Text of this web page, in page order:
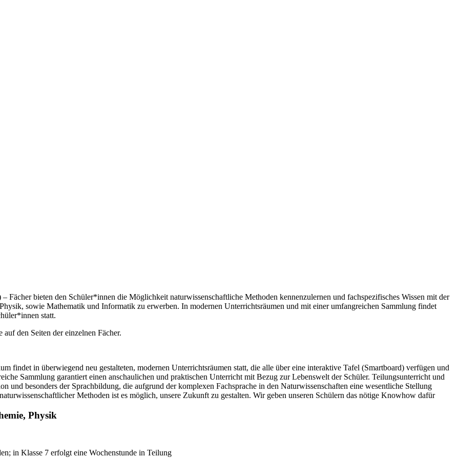
– Fächer bieten den Schüler*innen die Möglichkeit naturwissenschaftliche Methoden kennenzulernen und fachspezifisches Wissen mit der
sowie Mathematik und Informatik zu erwerben. In modernen Unterrichtsräumen und mit einer umfangreichen Sammlung findet
statt.
den Seiten der einzelnen Fächer.
findet in überwiegend neu gestalteten, modernen Unterrichtsräumen statt, die alle über eine interaktive Tafel (Smartboard) verfügen und
Sammlung garantiert einen anschaulichen und praktischen Unterricht mit Bezug zur Lebenswelt der Schüler. Teilungsunterricht und
und besonders der Sprachbildung, die aufgrund der komplexen Fachsprache in den Naturwissenschaften eine wesentliche Stellung
Methoden ist es möglich, unsere Zukunft zu gestalten. Wir geben unseren Schülern das nötige Knowhow dafür
Physik
in Klasse 7 erfolgt eine Wochenstunde in Teilung